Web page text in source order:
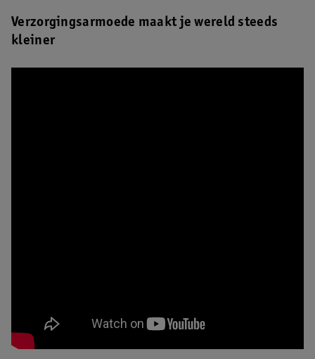
Verzorgingsarmoede maakt je wereld steeds
kleiner